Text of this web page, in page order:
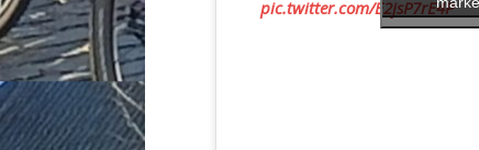
pic.twitter.com/E2jsP7rE4P